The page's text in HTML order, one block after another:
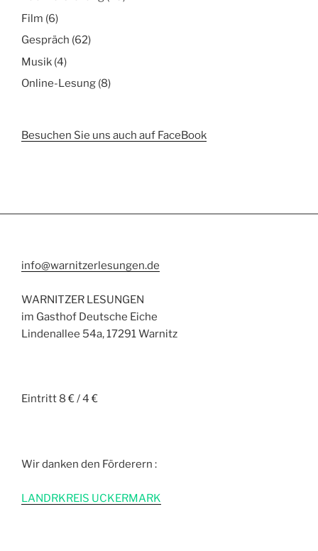
Film (6)
Gespräch (62)
Musik (4)
Online-Lesung (8)
Besuchen Sie uns auch auf FaceBook
info@warnitzerlesungen.de
WARNITZER LESUNGEN
im Gasthof Deutsche Eiche
Lindenallee 54a, 17291 Warnitz
Eintritt 8 € / 4 €
Wir danken den Förderern :
LANDRKREIS UCKERMARK